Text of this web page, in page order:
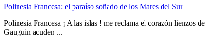
Polinesia Francesa: el paraíso soñado de los Mares del Sur
Polinesia Francesa ¡ A las islas ! me reclama el corazón lienzos de
Gauguin acuden ...